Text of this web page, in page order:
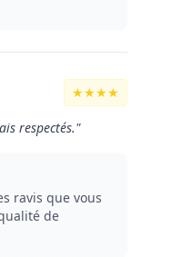
★★★★
respectés."
ravis que vous
de